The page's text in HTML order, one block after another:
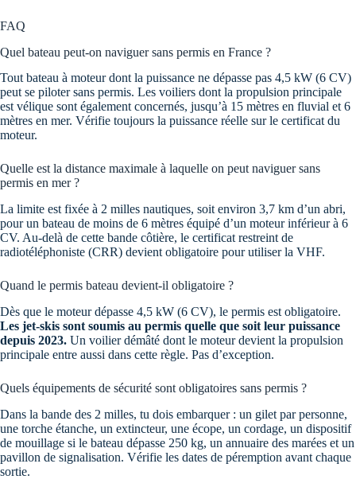
FAQ
Quel bateau peut-on naviguer sans permis en France ?
Tout bateau à moteur dont la puissance ne dépasse pas 4,5 kW (6 CV)
peut se piloter sans permis. Les voiliers dont la propulsion principale
est vélique sont également concernés, jusqu’à 15 mètres en fluvial et 6
mètres en mer. Vérifie toujours la puissance réelle sur le certificat du
moteur.
Quelle est la distance maximale à laquelle on peut naviguer sans
permis en mer ?
La limite est fixée à 2 milles nautiques, soit environ 3,7 km d’un abri,
pour un bateau de moins de 6 mètres équipé d’un moteur inférieur à 6
CV. Au-delà de cette bande côtière, le certificat restreint de
radiotéléphoniste (CRR) devient obligatoire pour utiliser la VHF.
Quand le permis bateau devient-il obligatoire ?
Dès que le moteur dépasse 4,5 kW (6 CV), le permis est obligatoire.
Les jet-skis sont soumis au permis quelle que soit leur puissance
depuis 2023. Un voilier démâté dont le moteur devient la propulsion
principale entre aussi dans cette règle. Pas d’exception.
Quels équipements de sécurité sont obligatoires sans permis ?
Dans la bande des 2 milles, tu dois embarquer : un gilet par personne,
une torche étanche, un extincteur, une écope, un cordage, un dispositif
de mouillage si le bateau dépasse 250 kg, un annuaire des marées et un
pavillon de signalisation. Vérifie les dates de péremption avant chaque
sortie.